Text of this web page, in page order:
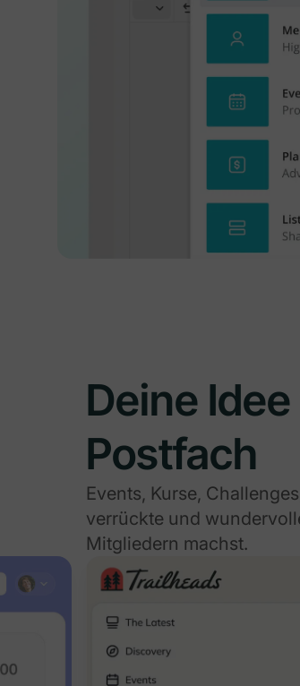
Deine
Postfach
Events, Kurse,
verrückte und
Mitgliedern machst.